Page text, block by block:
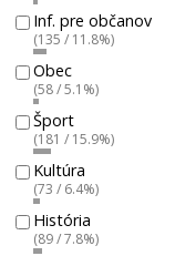
Inf. pre občanov
(135 / 11.8%)
Obec
(58 / 5.1%)
Šport
(181 / 15.9%)
Kultúra
(73 / 6.4%)
História
(89 / 7.8%)